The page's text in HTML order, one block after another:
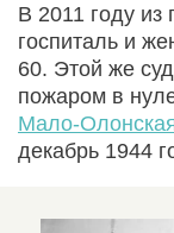
В 2011 году
госпиталь и
60. Этой же
пожаром в
Мало-
декабрь 1944